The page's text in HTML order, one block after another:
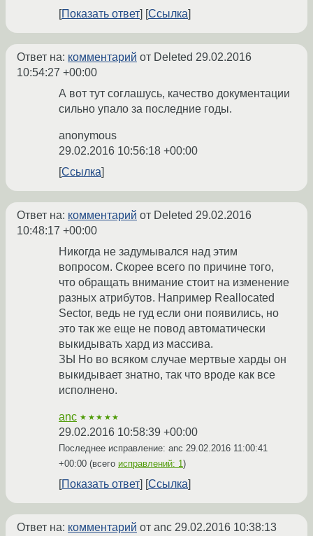
Показать ответ
Ссылка
Ответ на: комментарий от Deleted 29.02.2016
10:54:27 +00:00
А вот тут соглашусь, качество документации
сильно упало за последние годы.
anonymous
29.02.2016 10:56:18 +00:00
Ссылка
Ответ на: комментарий от Deleted 29.02.2016
10:48:17 +00:00
Никогда не задумывался над этим
вопросом. Скорее всего по причине того,
что обращать внимание стоит на изменение
разных атрибутов. Например Reallocated
Sector, ведь не гуд если они появились, но
это так же еще не повод автоматически
выкидывать хард из массива.
ЗЫ Но во всяком случае мертвые харды он
выкидывает знатно, так что вроде как все
исполнено.
anc ★★★★★
29.02.2016 10:58:39 +00:00
Последнее исправление: anc 29.02.2016 11:00:41
+00:00 (всего исправлений: 1)
Показать ответ Ссылка
Ответ на: комментарий от anc 29.02.2016 10:38:13